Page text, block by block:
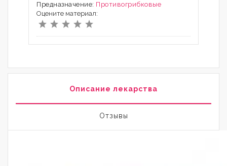
Предназначение: Противогрибковые
Оцените материал:
Описание лекарства
Отзывы